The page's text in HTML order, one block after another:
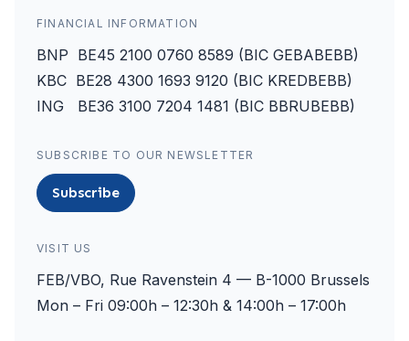
FINANCIAL INFORMATION
BNP BE45 2100 0760 8589 (BIC GEBABEBB)
KBC BE28 4300 1693 9120 (BIC KREDBEBB)
ING BE36 3100 7204 1481 (BIC BBRUBEBB)
SUBSCRIBE TO OUR NEWSLETTER
Subscribe
VISIT US
FEB/VBO, Rue Ravenstein 4 — B-1000 Brussels
Mon – Fri 09:00h – 12:30h & 14:00h – 17:00h